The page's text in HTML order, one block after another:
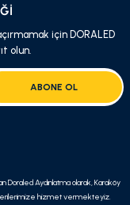
için DORALED
olun.
ABONE OL
Doraled Aydınlatma olarak, Karaköy
hizmet vermekteyiz.